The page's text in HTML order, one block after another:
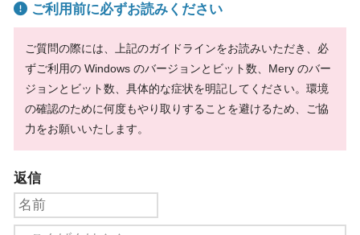
ご利用前に必ずお読みください
ご質問の際には、上記のガイドラインをお読みいただき、必
ずご利用の Windows のバージョンとビット数、Mery のバー
ジョンとビット数、具体的な症状を明記してください。環境
の確認のために何度もやり取りすることを避けるため、ご協
力をお願いいたします。
返信